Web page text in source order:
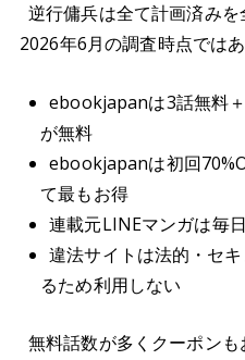
逆行傭兵は全て計画済みを
2026年6月の調査時点では
ebookjapanは3話無料
が無料
ebookjapanは初回
て最もお得
連載元LINEマンガは毎
違法サイトは法的・セ
るため利用しない
無料話数が多くクーポン